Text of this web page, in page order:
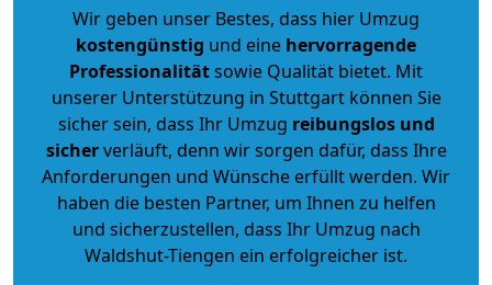
Wir geben unser Bestes, dass hier Umzug
kostengünstig und eine hervorragende
Professionalitätsowie Qualität bietet. Mit
unserer Unterstützung in Stuttgart können Sie
sicher sein, dass Ihr Umzug reibungslos und
sicherverläuft, denn wir sorgen dafür, dass Ihre
Anforderungen und Wünsche erfüllt werden. Wir
haben die besten Partner, um Ihnen zu helfen
und sicherzustellen, dass Ihr Umzug nach
Waldshut-Tiengen ein erfolgreicher ist.